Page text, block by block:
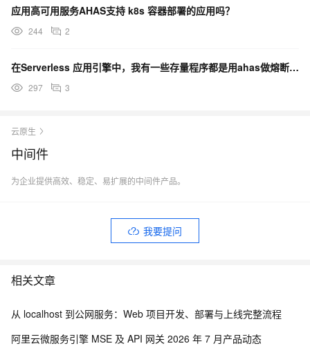
应用高可用服务AHAS支持 k8s 容器部署的应用吗？
244 2
在Serverless 应用引擎中，我有一些存量程序都是用ahas做熔断限流，不知将来怎么迭代？
297 3
云原生
中间件
为企业提供高效、稳定、易扩展的中间件产品。
我要提问
相关文章
从 localhost 到公网服务：Web 项目开发、部署与上线完整流程
阿里云微服务引擎 MSE 及 API 网关 2026 年 7 月产品动态